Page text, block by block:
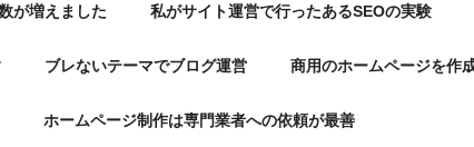
が増えました 私がサイト運営で行ったあるSEOの実験
ブレないテーマでブログ運営 商用のホームページを作
ホームページ制作は専門業者への依頼が最善